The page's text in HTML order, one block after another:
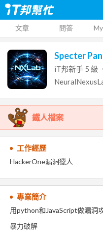
文章 問答
Specter
iT邦新手 5 級
鐵人檔案
工作經歷
HackerOne漏洞獵人
專業簡介
用python和JavaScript做漏洞
暴力破解